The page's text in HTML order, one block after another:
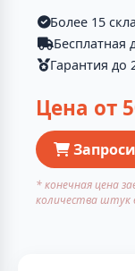
Более 15
Бесплатная
Гарантия до
Цена от
* конечная цена
количества штук